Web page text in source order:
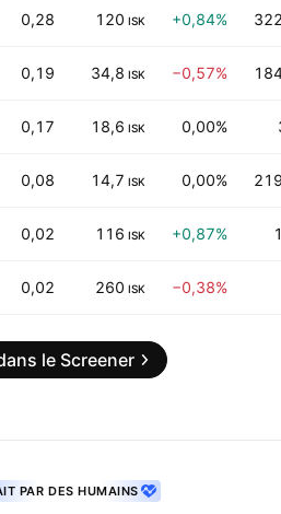
0,28 120 ISK +0,84%
0,19 34,8 ISK −0,57%
0,17 18,6 ISK 0,00%
0,08 14,7 ISK 0,00%
0,02 116 ISK +0,87%
0,02 260 ISK −0,38%
le Screener
PAR DES HUMAINS